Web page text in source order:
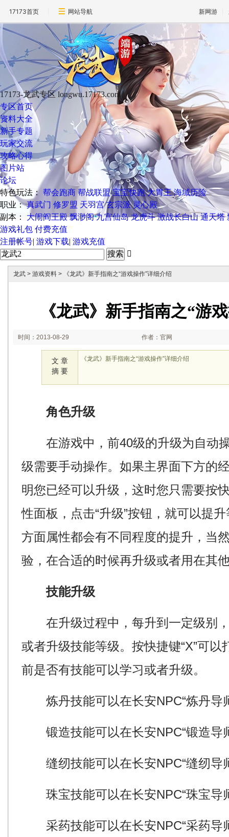
17173首页 网站导航 新网游
17173-龙武专区 longwu.17173.com
专区首页
资料大全
新手专题
玩家交流
攻略心得
图片站
论坛
特色玩法： 帮会跑商 帮战联盟 宝宝快跑 大胃王 海域历险
职业： 真武门 修罗盟 天羽宫 玄宗派 灵心殿
副本：
大闹阎王殿 飘渺阁 九宫仙岛 龙虎斗 激战长白山 通天塔
游戏礼包 付费充值
注册帐号| 游戏下载| 游戏充值

龙武 > 游戏资料 > 《龙武》新手指南之“游戏操作”详细介绍
《龙武》新手指南之“游
时间：2013-08-29
17:33:19
作者：官网
文 章
摘 要
《龙武》新手指南之“游戏操作”详细介绍
角色升级
在游戏中，前40级的升级为自动
级需要手动操作。如果主界面下方的
明您已经可以升级，这时您只需要按
性面板，点击“升级”按钮，就可以提
方面属性都会有不同程度的提升，当
验，在合适的时候再升级或者用在其
技能升级
在升级过程中，每升到一定级别，
或者升级技能等级。按快捷键“X”可
前是否有技能可以学习或者升级。
炼丹技能可以在长安NPC“炼丹导
锻造技能可以在长安NPC“锻造导
缝纫技能可以在长安NPC“缝纫导
珠宝技能可以在长安NPC“珠宝导
采药技能可以在长安NPC“采药导